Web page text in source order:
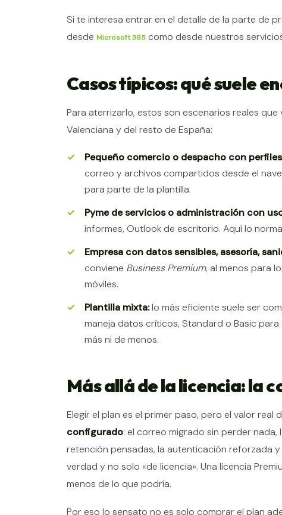
Si te interesa entrar en el detalle de la parte de
desde Microsoft 365 como desde nuestros
Casos típicos: qué suele
Para aterrizarlo, estos son escenarios reales
Valenciana y del resto de España:
Pequeño comercio o despacho con
correo y archivos compartidos desde el
para parte de la plantilla.
Pyme de servicios o administración con
informes, Outlook de escritorio. Aquí lo
Empresa con datos sensibles, asesoría,
conviene Business Premium, al menos para
móviles.
Plantilla mixta:lo más eficiente suele ser
maneja datos críticos, Standard o Basic
más ni de menos.
Más allá de la licencia: la
Elegir el plan es el primer paso, pero el valor
configurado: el correo migrado sin perder
retención pensadas, la autenticación reforzada
verdad y no solo «de licencia». Una licencia
menos de lo que podría.
Por eso lo sensato no es solo comprar el plan